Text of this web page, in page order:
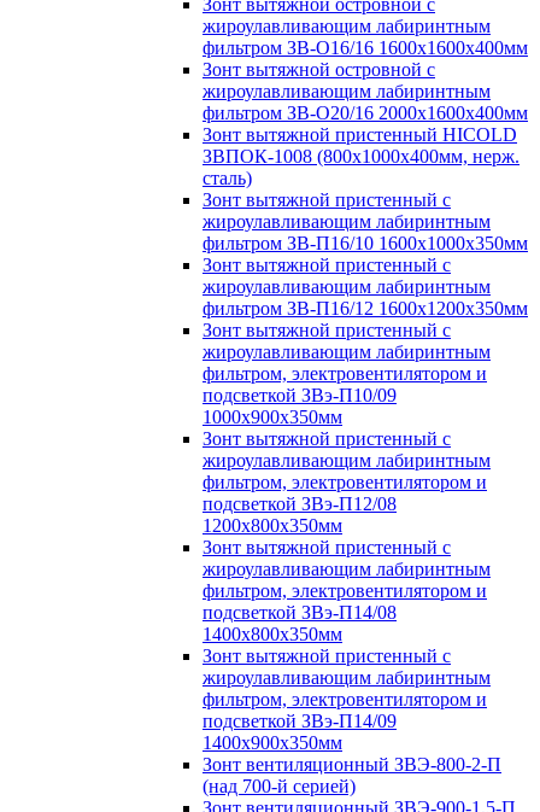
Зонт вытяжной островной с
жироулавливающим лабиринтным
фильтром ЗВ-О16/16 1600х1600х400мм
Зонт вытяжной островной с
жироулавливающим лабиринтным
фильтром ЗВ-О20/16 2000х1600х400мм
Зонт вытяжной пристенный HICOLD
ЗВПОК-1008 (800х1000х400мм, нерж.
сталь)
Зонт вытяжной пристенный с
жироулавливающим лабиринтным
фильтром ЗВ-П16/10 1600х1000х350мм
Зонт вытяжной пристенный с
жироулавливающим лабиринтным
фильтром ЗВ-П16/12 1600х1200х350мм
Зонт вытяжной пристенный с
жироулавливающим лабиринтным
фильтром, электровентилятором и
подсветкой ЗВэ-П10/09
1000х900х350мм
Зонт вытяжной пристенный с
жироулавливающим лабиринтным
фильтром, электровентилятором и
подсветкой ЗВэ-П12/08
1200х800х350мм
Зонт вытяжной пристенный с
жироулавливающим лабиринтным
фильтром, электровентилятором и
подсветкой ЗВэ-П14/08
1400х800х350мм
Зонт вытяжной пристенный с
жироулавливающим лабиринтным
фильтром, электровентилятором и
подсветкой ЗВэ-П14/09
1400х900х350мм
Зонт вентиляционный ЗВЭ-800-2-П
(над 700-й серией)
Зонт вентиляционный ЗВЭ-900-1,5-П